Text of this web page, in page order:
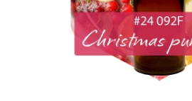
do koszyka